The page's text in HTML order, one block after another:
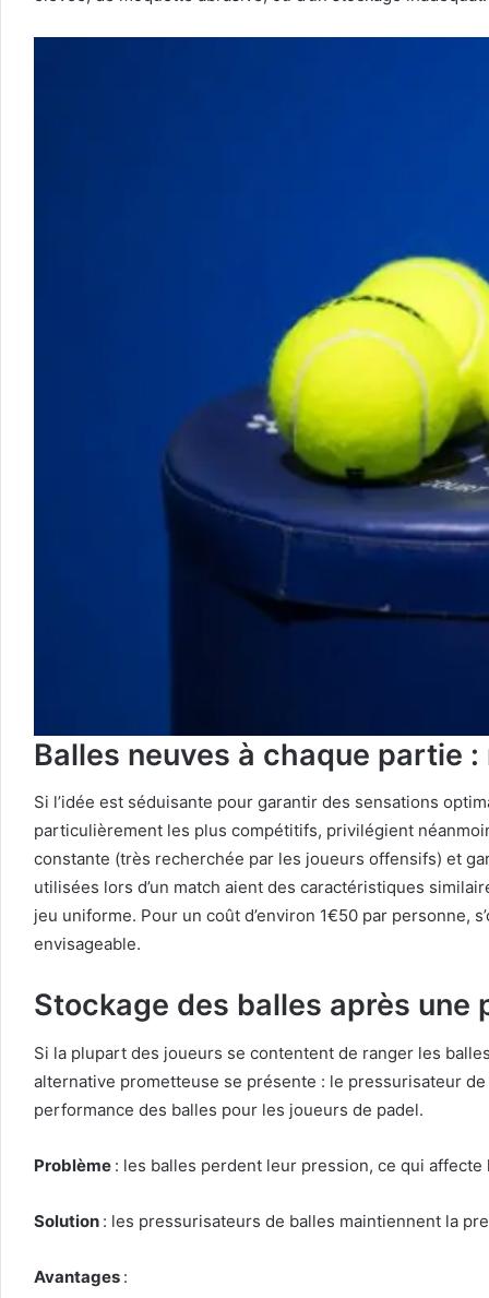
Balles neuves à chaque partie
Si l’idée est séduisante pour garantir des sensations
particulièrement les plus compétitifs, privilégient
constante (très recherchée par les joueurs offensifs) et
utilisées lors d’un match aient des caractéristiques
jeu uniforme. Pour un coût d’environ 1€50 par personne,
envisageable.
Stockage des balles après une
Si la plupart des joueurs se contentent de ranger les
alternative prometteuse se présente : le pressurisateur
performance des balles pour les joueurs de padel.
Problème : les balles perdent leur pression, ce qui affecte
Solution : les pressurisateurs de balles maintiennent la
Avantages :